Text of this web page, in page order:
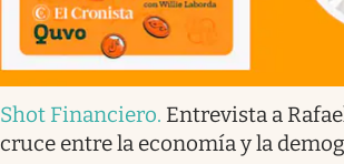
Shot Financiero. Entrevista a
cruce entre la economía y la